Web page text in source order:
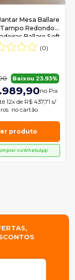
Mesa Ballare
Redondo
Ballare Soft
Mobília(0)
Baixou 23.93%
no Pix
12x de R$ 437,71 s/
no cartão
produto
no WhatsApp